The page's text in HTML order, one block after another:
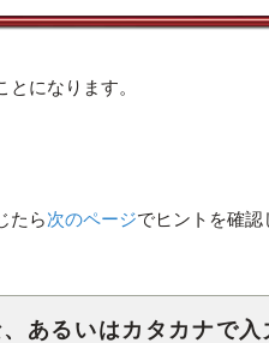
とになります。
たら次のページでヒントを確認
あるいはカタカナで入